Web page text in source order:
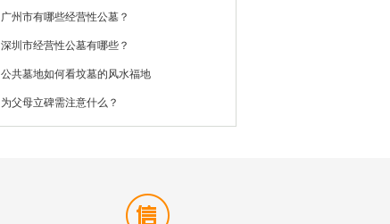
广州市有哪些经营性公墓？
深圳市经营性公墓有哪些？
公共墓地如何看坟墓的风水福地
为父母立碑需注意什么？